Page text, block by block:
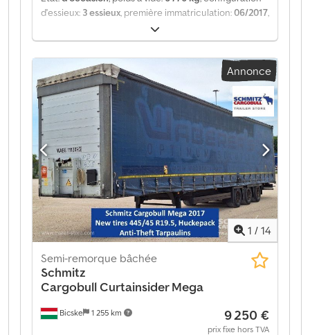
d'essieux: 3 essieux , première immatriculation:06/2017
, Année de construction:
d'engrenage:mécanique, Équipement:ABS, Poids à
vide : 6 770 kg, suspension pneumatique, protection
arrière anti-encastrement, système de freinage
électronique (EBS), prises 1x15 et 2x7 pôles, système
antispray. Retrouvez un aperçu de tous les véhicules
disponibles sur notre site web. Besoin d'un
financement ? Nous proposons des solutions de
financement personnalisées, des contrats de service
complet et des services télématiques. Nous serons
heureux de vous conseiller personnellement.
Dedsztgxqopfx Abmjck
Annonce
1 / 14
Bicske 1 255 km
Semi-remorque bâchée
Schmitz
CargobullCurtainsider Mega
9 250 €
prix fixe hors TVA